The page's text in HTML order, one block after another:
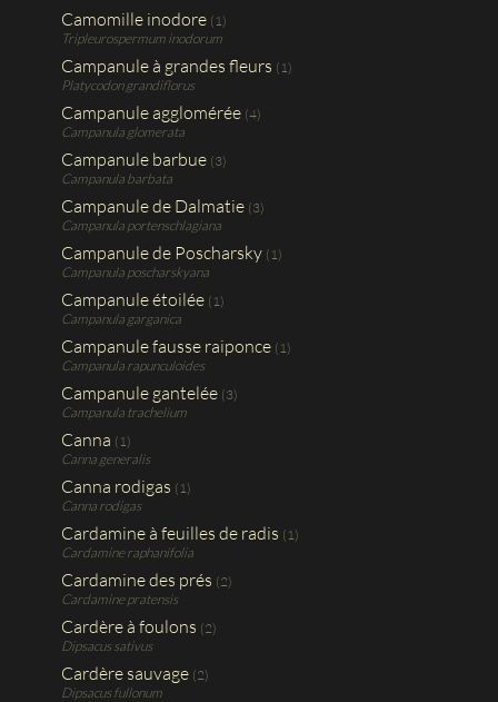
Camomille inodore (1)
Tripleurospermum inodorum
Campanule à grandes fleurs (1)
Platycodon grandiflorus
Campanule agglomérée (4)
Campanula glomerata
Campanule barbue (3)
Campanula barbata
Campanule de Dalmatie (3)
Campanula portenschlagiana
Campanule de Poscharsky (1)
Campanula poscharskyana
Campanule étoilée (1)
Campanula garganica
Campanule fausse raiponce (1)
Campanula rapunculoides
Campanule gantelée (3)
Campanula trachelium
Canna (1)
Canna generalis
Canna rodigas (1)
Canna rodigas
Cardamine à feuilles de radis (1)
Cardamine raphanifolia
Cardamine des prés (2)
Cardamine pratensis
Cardère à foulons (2)
Dipsacus sativus
Cardère sauvage (2)
Dipsacus fullonum